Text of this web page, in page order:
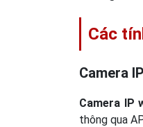
Các
Camera
Camera IP
thông qua